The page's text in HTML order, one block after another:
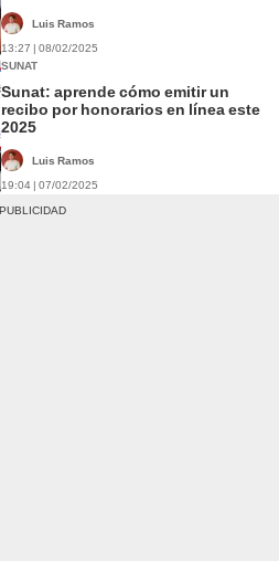
Luis Ramos
13:27 | 08/02/2025
SUNAT
Sunat: aprende cómo emitir un
recibo por honorarios en línea este
2025
Luis Ramos
19:04 | 07/02/2025